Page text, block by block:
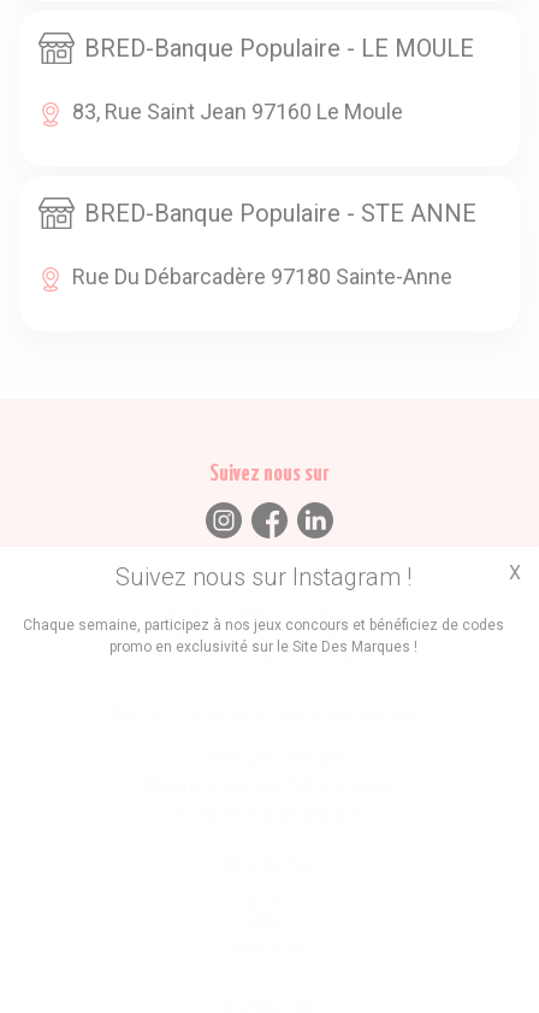
BRED-Banque Populaire - LE MOULE
83, Rue Saint Jean 97160 Le Moule
BRED-Banque Populaire - STE ANNE
Rue Du Débarcadère 97180 Sainte-Anne
Suivez nous sur Instagram !
Chaque semaine, participez à nos jeux concours et bénéficiez de codes
promo en exclusivité sur le Site Des Marques !
X
Suivez nous sur
Trouvez des
Promos Marques Boutiques